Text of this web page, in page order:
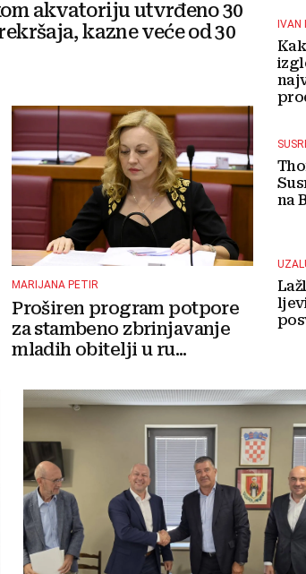
akvatoriju utvrđeno 30
kazne veće od 30
MARIJANA PETIR
Proširen program potpore
za stambeno zbrinjavanje
mladih obitelji u ru...
IVAN
na